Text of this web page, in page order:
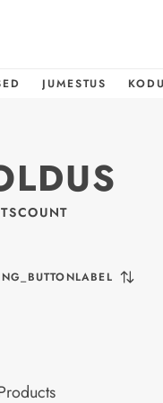
JUMESTUS